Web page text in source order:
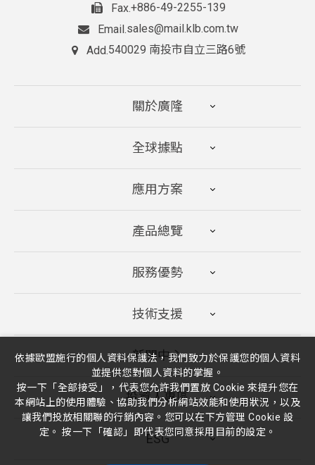
Fax.+886-49-2255-139
Email.sales@mail.klb.com.tw
Add.540029 南投市自立三路6號
關於廣隆
全球據點
應用方案
產品總覽
服務優勢
技術支援
新聞中心
投資人專區
ESG
依據歐盟施行的個人資料保護法，我們致力於保護您的個人資料
並提供您對個人資料的掌握。
按一下「全部接受」，代表您允許我們置放 Cookie 來提升您在
本網站上的使用體驗、協助我們分析網站效能和使用狀況，以及
讓我們投放相關聯的行銷內容。您可以在下方管理 Cookie 設
定。 按一下「確認」即代表您同意採用目前的設定。